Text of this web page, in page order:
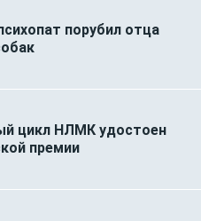
порубил отца
цикл НЛМК удостоен
премии